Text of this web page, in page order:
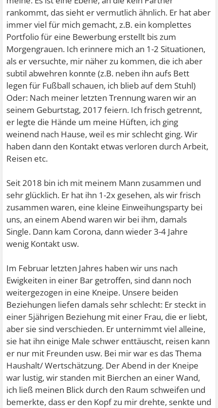
rankommt, das sieht er vermutlich ähnlich. Er hat aber
immer viel für mich gemacht, z.B. ein komplettes
Portfolio für eine Bewerbung erstellt bis zum
Morgengrauen. Ich erinnere mich an 1-2 Situationen,
als er versuchte, mir näher zu kommen, die ich aber
subtil abwehren konnte (z.B. neben ihn aufs Bett
legen für Fußball schauen, ich blieb auf dem Stuhl)
Oder: Nach meiner letzten Trennung waren wir an
seinem Geburtstag, 2017 feiern. Ich frisch getrennt,
er legte die Hände um meine Hüften, ich ging
weinend nach Hause, weil es mir schlecht ging. Wir
haben dann den Kontakt etwas verloren durch Arbeit,
Reisen etc.
Seit 2018 bin ich mit meinem Mann zusammen und
sehr glücklich. Er hat ihn 1-2x gesehen, als wir frisch
zusammen waren, eine kleine Einweihungsparty bei
uns, an einem Abend waren wir bei ihm, damals
Single. Dann kam Corona, dann wieder 3-4 Jahre
wenig Kontakt usw.
Im Februar letzten Jahres haben wir uns nach
Ewigkeiten in einer Bar getroffen, sind dann noch
weitergezogen in eine Kneipe. Unsere beiden
Beziehungen liefen damals sehr schlecht: Er steckt in
einer 5jährigen Beziehung mit einer Frau, die er liebt,
aber sie sind verschieden. Er unternimmt viel alleine,
sie hat ihn einige Male schwer enttäuscht, reisen kann
er nur mit Freunden usw. Bei mir war es das Thema
Haushalt/ Wertschätzung. Der Abend in der Kneipe
war lustig, wir standen mit Bierchen an einer Wand,
ich ließ meinen Blick durch den Raum schweifen und
bemerkte, dass er den Kopf zu mir drehte, senkte und